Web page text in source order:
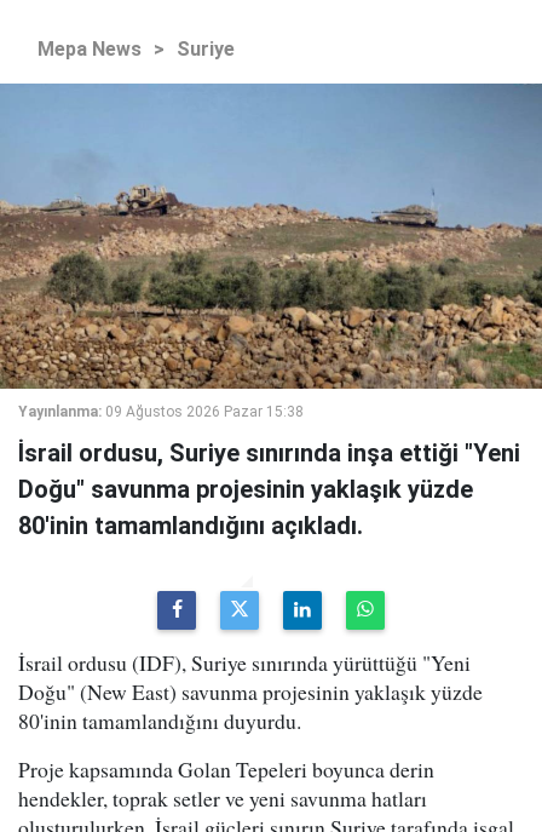
Mepa News > Suriye
Yayınlanma: 09 Ağustos 2026 Pazar 15:38
İsrail ordusu, Suriye sınırında inşa ettiği "Yeni
Doğu" savunma projesinin yaklaşık yüzde
80'inin tamamlandığını açıkladı.
İsrail ordusu (IDF), Suriye sınırında yürüttüğü "Yeni
Doğu" (New East) savunma projesinin yaklaşık yüzde
80'inin tamamlandığını duyurdu.
Proje kapsamında Golan Tepeleri boyunca derin
hendekler, toprak setler ve yeni savunma hatları